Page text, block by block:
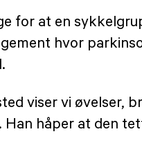
for at en
hvor
viser vi øvelser,
håper at den